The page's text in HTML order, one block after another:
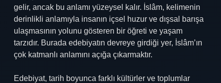
gelir, ancak bu anlamı yüzeysel kalır. İslâm, kelimenin
derinlikli anlamıyla insanın içsel huzur ve dışsal barışa
ulaşmasının yolunu gösteren bir öğreti ve yaşam
tarzıdır. Burada edebiyatın devreye girdiği yer, İslâm’ın
çok katmanlı anlamını açığa çıkarmaktır.
Edebiyat, tarih boyunca farklı kültürler ve toplumlar